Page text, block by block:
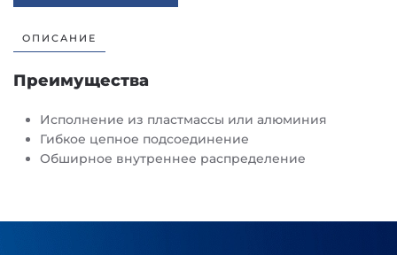
ОПИСАНИЕ
Преимущества
Исполнение из пластмассы или алюминия
Гибкое цепное подсоединение
Обширное внутреннее распределение